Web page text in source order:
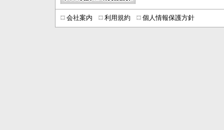
会社案内 利用規約 個人情報保護方針